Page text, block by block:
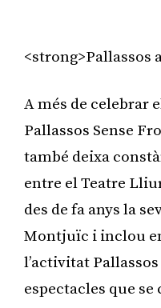
<strong>Pallassos
A més de celebrar
Pallassos Sense
també deixa
entre el Teatre
des de fa anys la
Montjuïc i inclou
l’activitat
espectacles que